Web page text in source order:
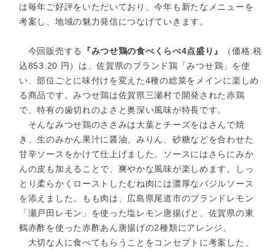
は毎年ご好評をいただいており、今年も新たなメニューを
考案し、地域の魅力発信につなげていきます。
今回販売する 『みつせ鶏の食べくらべ4点盛り』
（価格:税
込853.20 円）は、佐賀県のブランド鶏「みつせ鶏」を使
い、部位ごとに味付けを変えた4種の総菜をメインに楽しめ
る商品です。みつせ鶏は佐賀県三瀬村で開発された赤鶏
で、特有の歯切れのよさと奥深い風味が特長です。
そんなみつせ鶏のささみは大葉とチーズをはさんで焼
き、生のみかん果汁に醤油、みりん、砂糖などを合わせた
甘辛ソースをかけて仕上げました。ソースにはさらにみか
んの皮も加えることで、爽やかな風味が楽しめます。しっ
とり柔らかくローストしたむね肉には濃厚なバジルソース
を添えました。もも肉は、広島県尾道市のブランドレモン
「瀬戸田レモン」を使った塩レモン唐揚げと、佐賀県の東
鶴赤酢を使った赤酢あん唐揚げの2種類にアレンジ。
大切な人に食べてもらうことをコンセプトに考案した、